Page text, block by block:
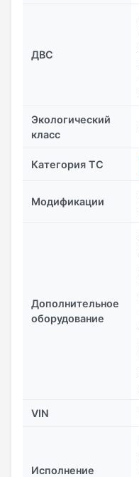
ДВС
Экологический
класс
Категория ТС
Модификации
Дополнительное
оборудование
VIN
Исполнение